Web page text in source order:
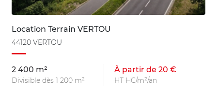
Location Terrain VERTOU
44120 VERTOU
2 400 m²
Divisible dès 1 200 m²
À partir de 20 €
HT HC/m²/an